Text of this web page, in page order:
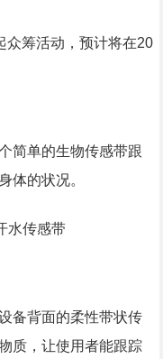
众筹活动，预计将在20
简单的生物传感带跟
体的状况。
备背面的柔性带状传
质，让使用者能跟踪